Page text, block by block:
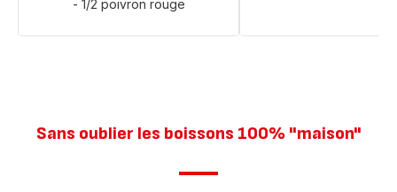
- 1/2 poivron rouge
Sans oublier les boissons 100% "maison"